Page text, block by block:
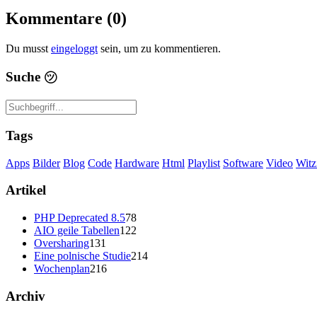
Kommentare (0)
Du musst eingeloggt sein, um zu kommentieren.
Suche ㋡
Tags
Apps Bilder Blog Code Hardware Html Playlist Software Video
Artikel
PHP Deprecated 8.578
AIO geile Tabellen122
Oversharing131
Eine polnische Studie214
Wochenplan216
Archiv